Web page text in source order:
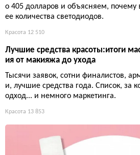
о 405 долларов и объясняем,
ее количества светодиодов.
Красота 12 510
Лучшие средства красоты:итоги
ия от макияжа до ухода
Тысячи заявок, сотни финалистов,
и, лучшие средства года. Список, за
одход... и немного маркетинга.
Красота 13 853